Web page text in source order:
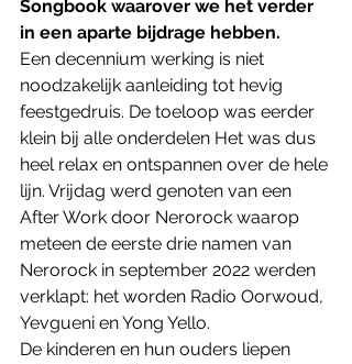
Songbook waarover we het verder
in een aparte bijdrage hebben.
Een decennium werking is niet
noodzakelijk aanleiding tot hevig
feestgedruis. De toeloop was eerder
klein bij alle onderdelen Het was dus
heel relax en ontspannen over de hele
lijn. Vrijdag werd genoten van een
After Work door Nerorock waarop
meteen de eerste drie namen van
Nerorock in september 2022 werden
verklapt: het worden Radio Oorwoud,
Yevgueni en Yong Yello.
De kinderen en hun ouders liepen